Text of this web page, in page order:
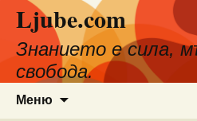
съдържанието
Ljube.com
Знанието е сила,
свобода.
Меню